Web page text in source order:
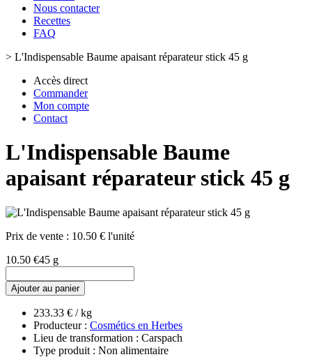
Nous contacter
Recettes
FAQ
> L'Indispensable Baume apaisant réparateur stick 45 g
Accès direct
Commander
Mon compte
Contact
L'Indispensable Baume
apaisant réparateur stick 45 g
Prix de vente : 10.50 € l'unité
10.50 €45 g
Ajouter au panier
233.33 € / kg
Producteur : Cosmétics en Herbes
Lieu de transformation : Carspach
Type produit : Non alimentaire